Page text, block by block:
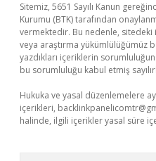
Sitemiz, 5651 Sayılı Kanun
Kurumu (BTK) tarafından
vermektedir. Bu nedenle,
veya araştırma yükümlülüğümüz
yazdıkları içeriklerin
bu sorumluluğu kabul etmiş
Hukuka ve yasal düzenlemelere
içerikleri,
halinde, ilgili içerikler yasal süre